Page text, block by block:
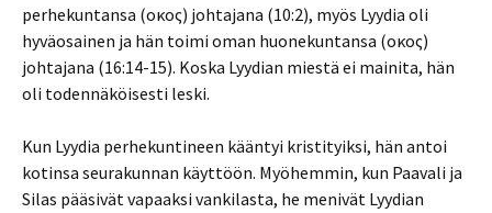
perhekuntansa (οἶκος) johtajana (10:2), myös Lyydia oli
hyväosainen ja hän toimi oman huonekuntansa (οἶκος)
johtajana (16:14-15). Koska Lyydian miestä ei mainita, hän
oli todennäköisesti leski.
Kun Lyydia perhekuntineen kääntyi kristityiksi, hän antoi
kotinsa seurakunnan käyttöön. Myöhemmin, kun Paavali ja
Silas pääsivät vapaaksi vankilasta, he menivät Lyydian